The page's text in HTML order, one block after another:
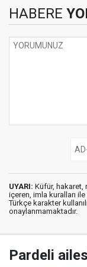
HABERE
UYARI: Küfür, hakaret,
içeren, imla kuralları ile
Türkçe karakter
onaylanmamaktadır.
Pardeli